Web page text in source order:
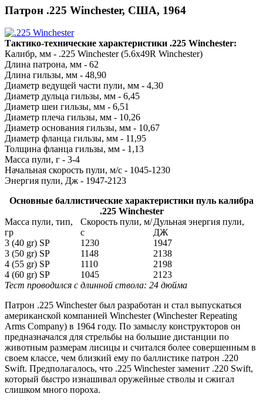
Патрон .225 Winchester, США, 1964
Тактико-технические характеристики .225 Winchester:
Калибр, мм - .225 Winchester (5.6x49R Winchester)
Длина патрона, мм - 62
Длина гильзы, мм - 48,90
Диаметр ведущей части пули, мм - 4,30
Диаметр дульца гильзы, мм - 6,45
Диаметр шеи гильзы, мм - 6,51
Диаметр плеча гильзы, мм - 10,26
Диаметр основания гильзы, мм - 10,67
Диаметр фланца гильзы, мм - 11,95
Толщина фланца гильзы, мм - 1,13
Масса пули, г - 3-4
Начальная скорость пули, м/с - 1045-1230
Энергия пули, Дж - 1947-2123
Основные баллистические характеристики пуль калибра
.225 Winchester
Масса пули, тип,
гр
Скорость пули, м/
с
Дульная энергия пули,
ДЖ
3 (40 gr) SP
1230
1947
3 (50 gr) SP
1148
2138
4 (55 gr) SP
1110
2198
4 (60 gr) SP
1045
2123
Тест проводился с длинной ствола: 24 дюйма
Патрон .225 Winchester был разработан и стал выпускаться
американской компанией Winchester (Winchester Repeating
Arms Company) в 1964 году. По замыслу конструкторов он
предназначался для стрельбы на большие дистанции по
животным размерам лисицы и считался более совершенным в
своем классе, чем близкий ему по баллистике патрон .220
Swift. Предполагалось, что .225 Winchester заменит .220 Swift,
который быстро изнашивал оружейные стволы и сжигал
слишком много пороха.